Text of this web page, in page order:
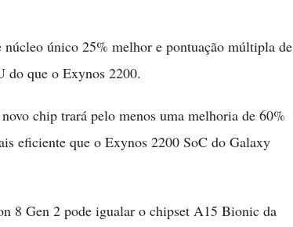
único 25% melhor e pontuação múltipla de
do que o Exynos 2200.
chip trará pelo menos uma melhoria de 60%
eficiente que o Exynos 2200 SoC do Galaxy
8 Gen 2 pode igualar o chipset A15 Bionic da